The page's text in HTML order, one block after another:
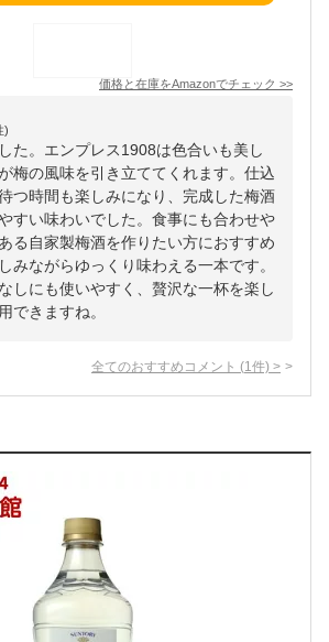
価格と在庫をAmazonでチェック >>
)
た。エンプレス1908は色合いも美し
梅の風味を引き立ててくれます。仕込
つ時間も楽しみになり、完成した梅酒
すい味わいでした。食事にも合わせや
る自家製梅酒を作りたい方におすすめ
みながらゆっくり味わえる一本です。
しにも使いやすく、贅沢な一杯を楽し
できますね。
全てのおすすめコメント (1 件) >